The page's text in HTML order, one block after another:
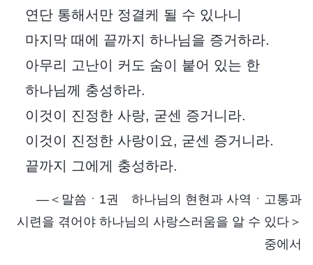
연단 통해서만 정결케 될 수 있나니
마지막 때에 끝까지 하나님을 증거하라.
아무리 고난이 커도 숨이 붙어 있는 한
하나님께 충성하라.
이것이 진정한 사랑, 굳센 증거니라.
이것이 진정한 사랑이요, 굳센 증거니라.
끝까지 그에게 충성하라.
―＜말씀ㆍ1권 하나님의 현현과 사역ㆍ고통과
시련을 겪어야 하나님의 사랑스러움을 알 수 있다＞
중에서